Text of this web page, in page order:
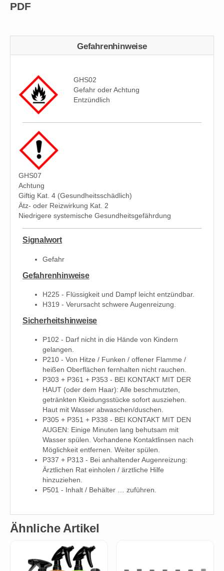
PDF
Gefahrenhinweise
GHS02
Gefahr oder Achtung
Entzündlich
GHS07
Achtung
Giftig Kat. 4 (Gesundheitsschädlich)
Ätz- oder Reizwirkung Kat. 2
Niedrigere systemische Gesundheitsgefährdung
Signalwort
Gefahr
Gefahrenhinweise
H225 - Flüssigkeit und Dampf leicht entzündbar.
H319 - Verursacht schwere Augenreizung.
Sicherheitshinweise
P102 - Darf nicht in die Hände von Kindern
gelangen.
P210 - Von Hitze / Funken / offener Flamme /
heißen Oberflächen fernhalten nicht rauchen.
P303 + P361 + P353 - BEI KONTAKT MIT DER
HAUT (oder dem Haar): Alle beschmutzten,
getränkten Kleidungsstücke sofort ausziehen.
Haut mit Wasser abwaschen/duschen.
P305 + P351 + P338 - BEI KONTAKT MIT DEN
AUGEN: Einige Minuten lang behutsam mit
Wasser spülen. Vorhandene Kontaktlinsen nach
Möglichkeit entfernen. Weiter spülen.
P337 + P313 - Bei anhaltender Augenreizung:
Ärztlichen Rat einholen / ärztliche Hilfe
hinzuziehen.
P501 - Inhalt / Behälter … zuführen.
Ähnliche Artikel